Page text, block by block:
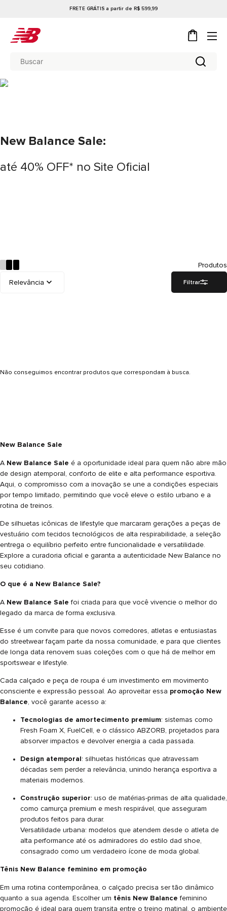
FRETE GRÁTIS a partir de R$ 599,99
New Balance Sale:
até 40% OFF* no Site Oficial
Produtos
Filtrar
Não conseguimos encontrar produtos que correspondam à busca.
New Balance Sale
A New Balance Sale é a oportunidade ideal para quem não abre mão
de design atemporal, conforto de elite e alta performance esportiva.
Aqui, o compromisso com a inovação se une a condições especiais
por tempo limitado, permitindo que você eleve o estilo urbano e a
rotina de treinos.
De silhuetas icônicas de lifestyle que marcaram gerações a peças de
vestuário com tecidos tecnológicos de alta respirabilidade, a seleção
entrega o equilíbrio perfeito entre funcionalidade e versatilidade.
Explore a curadoria oficial e garanta a autenticidade New Balance no
seu cotidiano.
O que é a New Balance Sale?
A New Balance Sale foi criada para que você vivencie o melhor do
legado da marca de forma exclusiva.
Esse é um convite para que novos corredores, atletas e entusiastas
do streetwear façam parte da nossa comunidade, e para que clientes
de longa data renovem suas coleções com o que há de melhor em
sportswear e lifestyle.
Cada calçado e peça de roupa é um investimento em movimento
consciente e expressão pessoal. Ao aproveitar essa promoção New
Balance, você garante acesso a:
Tecnologias de amortecimento premium: sistemas como
Fresh Foam X, FuelCell, e o clássico ABZORB, projetados para
absorver impactos e devolver energia a cada passada.
Design atemporal: silhuetas históricas que atravessam
décadas sem perder a relevância, unindo herança esportiva a
materiais modernos.
Construção superior: uso de matérias-primas de alta qualidade,
como camurça premium e mesh respirável, que asseguram
produtos feitos para durar.
Versatilidade urbana: modelos que atendem desde o atleta de
alta performance até os admiradores do estilo dad shoe,
consagrado como um verdadeiro ícone de moda global.
Tênis New Balance feminino em promoção
Em uma rotina contemporânea, o calçado precisa ser tão dinâmico
quanto a sua agenda. Escolher um tênis New Balance feminino
promoção é ideal para quem transita entre o treino matinal, o ambiente